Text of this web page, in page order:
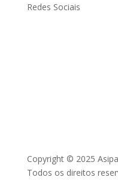
Redes Sociais
Copyright © 2025
Todos os direitos